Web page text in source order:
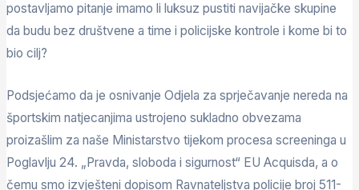
postavljamo pitanje imamo li luksuz pustiti navijačke skupine
da budu bez društvene a time i policijske kontrole i kome bi to
bio cilj?
Podsjećamo da je osnivanje Odjela za sprječavanje nereda na
športskim natjecanjima ustrojeno sukladno obvezama
proizašlim za naše Ministarstvo tijekom procesa screeninga u
Poglavlju 24. „Pravda, sloboda i sigurnost“ EU Acquisda, a o
čemu smo izvješteni dopisom Ravnateljstva policije broj 511-